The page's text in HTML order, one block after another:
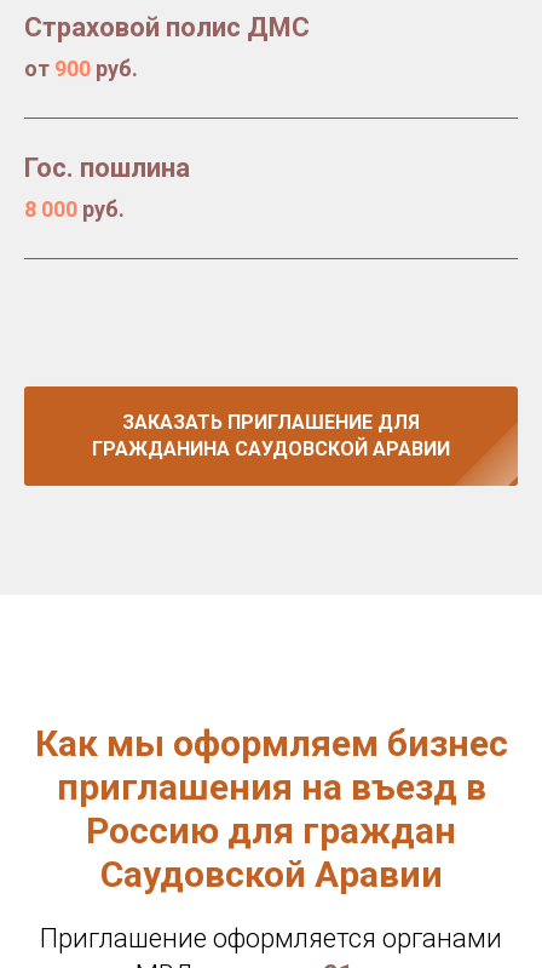
Страховой полис ДМС
от 900 руб.
Гос. пошлина
8 000 руб.
ЗАКАЗАТЬ ПРИГЛАШЕНИЕ ДЛЯ
ГРАЖДАНИНА САУДОВСКОЙ АРАВИИ
Как мы оформляем бизнес
приглашения на въезд в
Россию для граждан
Саудовской Аравии
Приглашение оформляется органами